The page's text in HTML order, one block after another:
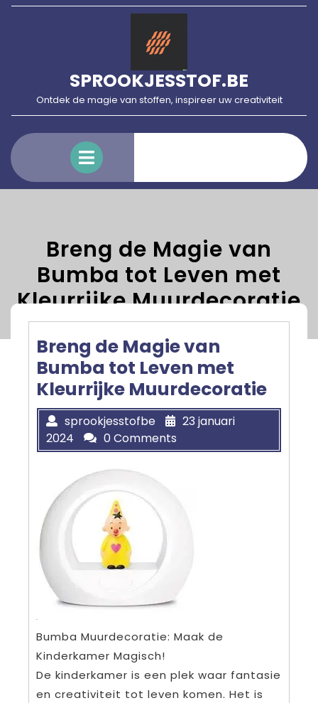
Skip
SPROOKJESSTOF.BE
Ontdek de magie van stoffen, inspireer uw creativiteit
Menu
Breng de Magie van
Bumba tot Leven met
Kleurrijke Muurdecoratie
Breng de Magie van
Bumba tot Leven met
Kleurrijke Muurdecoratie
sprookjesstofbe
23 januari
2024
0 Comments
Bumba Muurdecoratie: Maak de
Kinderkamer Magisch!
De kinderkamer is een plek waar fantasie
en creativiteit tot leven komen. Het is